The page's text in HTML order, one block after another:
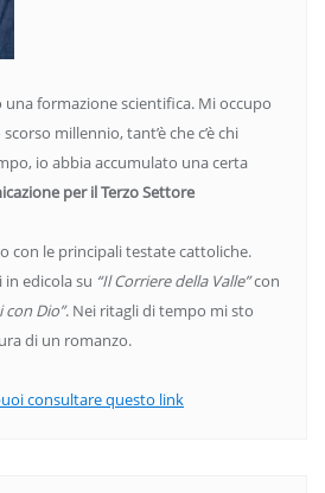
una formazione scientifica. Mi occupo
millennio, tant’è che c’è chi
io abbia accumulato una certa
per il Terzo Settore
con le principali testate cattoliche.
edicola su “Il Corriere della Valle”con
con Dio”. Nei ritagli di tempo mi sto
di un romanzo.
consultare questo link